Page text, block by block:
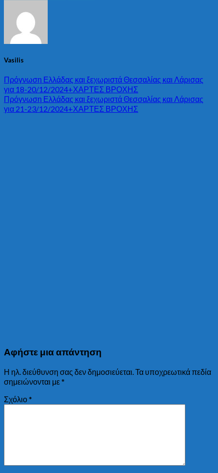
Vasilis
Πρόγνωση Ελλάδας και ξεχωριστά Θεσσαλίας και Λάρισας
για 18-20/12/2024+ΧΑΡΤΕΣ ΒΡΟΧΗΣ
Πρόγνωση Ελλάδας και ξεχωριστά Θεσσαλίας και Λάρισας
για 21-23/12/2024+ΧΑΡΤΕΣ ΒΡΟΧΗΣ
Αφήστε μια απάντηση
Η ηλ. διεύθυνση σας δεν δημοσιεύεται. Τα υποχρεωτικά πεδία
σημειώνονται με*
Σχόλιο*